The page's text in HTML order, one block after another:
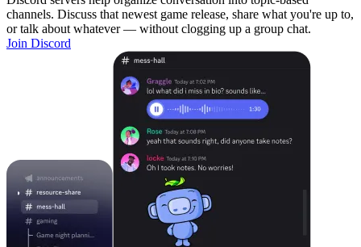
channels. Discuss that newest game release, share what you're up to,
or talk about whatever — without clogging up a group chat.
Join Discord